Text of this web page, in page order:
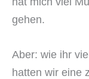
gehen.
Aber: wie ihr
hatten wir eine